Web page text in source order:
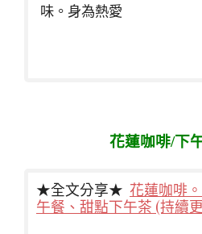
味。身為熱愛
花蓮咖啡/下
★全文分享★ 花蓮咖啡
午餐、甜點下午茶 (持續